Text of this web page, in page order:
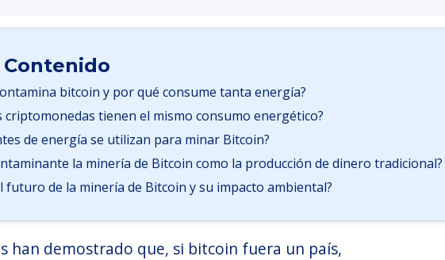
bitcoin y por qué consume tanta energía?
criptomonedas tienen el mismo consumo energético?
de energía se utilizan para minar Bitcoin?
la minería de Bitcoin como la producción de dinero tradicional?
futuro de la minería de Bitcoin y su impacto ambiental?
han demostrado que, si bitcoin fuera un país,